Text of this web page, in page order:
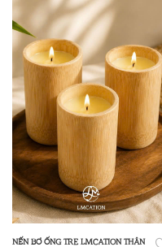
NẾN BƠ ỐNG TRE LMCATION THÂN